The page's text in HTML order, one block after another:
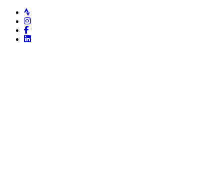
Strava
Instagram
Facebook
LinkedIn